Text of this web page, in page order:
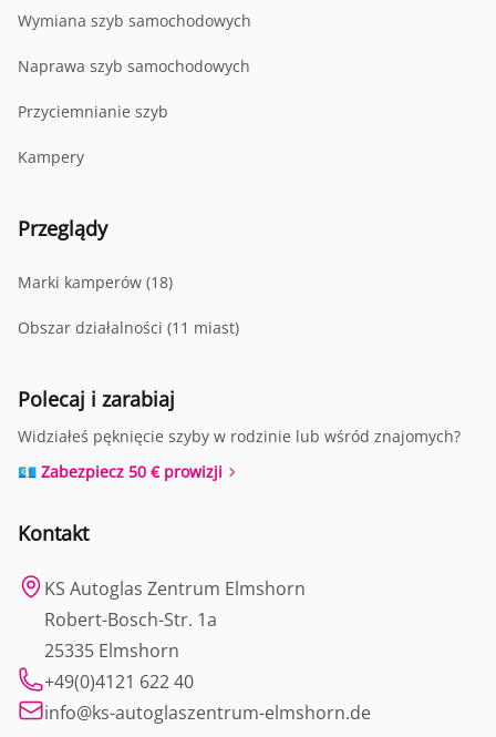
Wymiana szyb samochodowych
Naprawa szyb samochodowych
Przyciemnianie szyb
Kampery
Przeglądy
Marki kamperów (18)
Obszar działalności (11 miast)
Polecaj i zarabiaj
Widziałeś pęknięcie szyby w rodzinie lub wśród znajomych?
💶 Zabezpiecz 50 € prowizji
Kontakt
KS Autoglas Zentrum Elmshorn
Robert-Bosch-Str. 1a
25335 Elmshorn
+49(0)4121 622 40
info@ks-autoglaszentrum-elmshorn.de